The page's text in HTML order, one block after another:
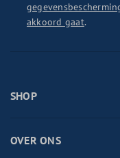
akkoord gaat.
SHOP
OVER ONS